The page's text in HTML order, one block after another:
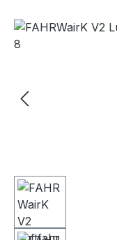
Bildergalerie